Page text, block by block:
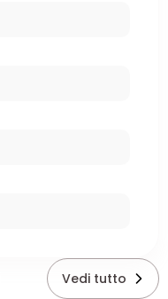
Vedi tutto